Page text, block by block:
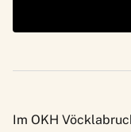
Im OKH